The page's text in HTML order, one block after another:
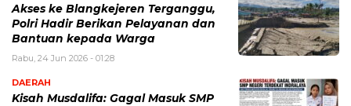
Akses ke Blangkejeren Terganggu,
Polri Hadir Berikan Pelayanan dan
Bantuan kepada Warga
Rabu, 24 Jun 2026 - 01:28
DAERAH
Kisah Musdalifa: Gagal Masuk SMP